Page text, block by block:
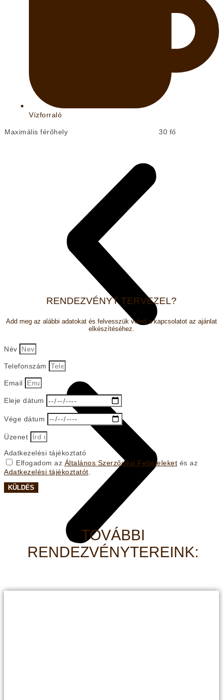
Vízforraló
Maximális férőhely 30 fő
RENDEZVÉNYT TERVEZEL?
Add meg az alábbi adatokat és felvesszük veled a kapcsolatot az ajánlat
elkészítéséhez.
Név
Telefonszám
Email
Eleje dátum
Vége dátum
Üzenet
Adatkezelési tájékoztató
Elfogadom az Általános Szerződési Feltételeket és az
Adatkezelési tájékoztatót
KÜLDÉS
TOVÁBBI
RENDEZVÉNYTEREINK: